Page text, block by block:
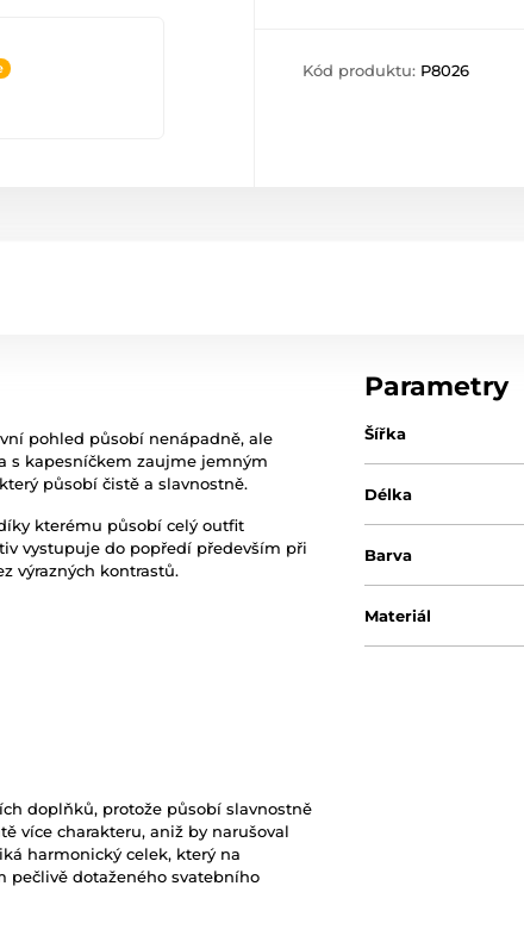
Kód produktu: P8026
pohled působí nenápadně, ale
s kapesníčkem zaujme jemným
působí čistě a slavnostně.
kterému působí celý outfit
vystupuje do popředí především při
výrazných kontrastů.
doplňků, protože působí slavnostně
více charakteru, aniž by narušoval
harmonický celek, který na
pečlivě dotaženého svatebního
Parametry
Šířka
Délka
Barva
Materiál